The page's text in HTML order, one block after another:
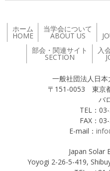
ホーム
HOME
当学会について
ABOUT US
部会・関連サイト
SECTION
入
一般社団法人日
〒151-0053 東京
バロール
TEL：
FAX：
E-mail：
Japan Solar
Yoyogi 2-26-5-419,